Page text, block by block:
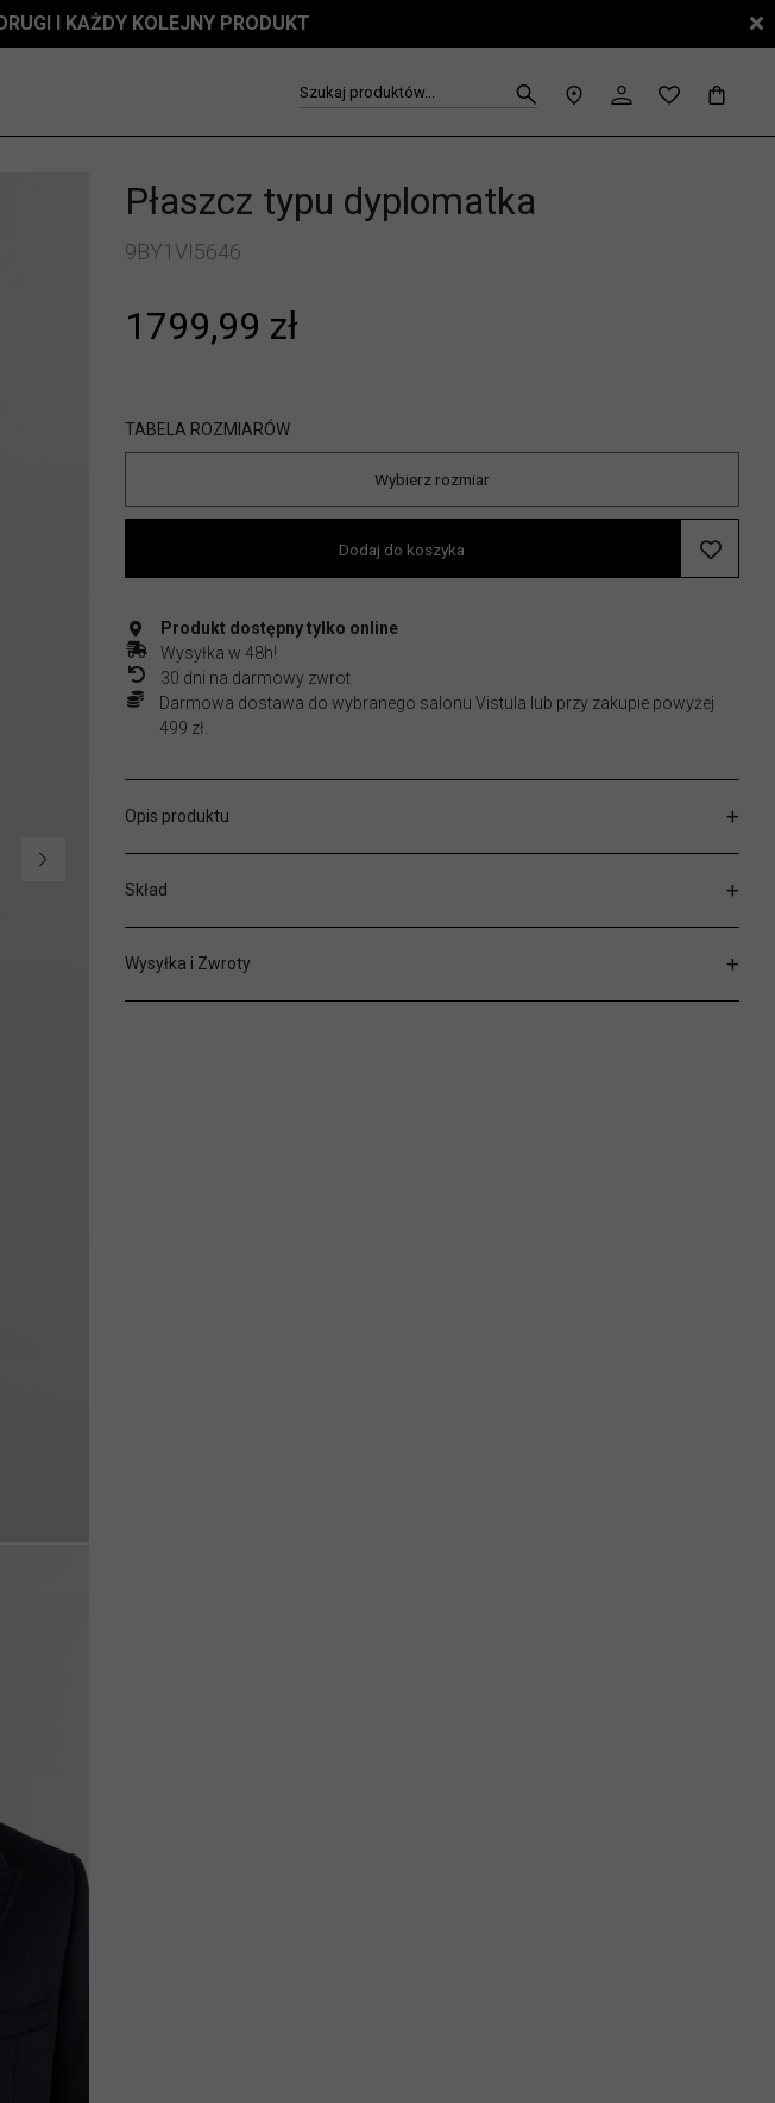
I KAŻDY KOLEJNY PRODUKT
Szukaj produktów...
Płaszcz typu dyplomatka
9BY1VI5646
1799,99 zł
TABELA ROZMIARÓW
Wybierz rozmiar
Dodaj do koszyka
Produkt dostępny tylko online
Wysyłka w 48h!
30 dni na darmowy zwrot
Darmowa dostawa do wybranego salonu Vistula lub przy zakupie powyżej
499 zł.
Opis produktu
Skład
Wysyłka i Zwroty